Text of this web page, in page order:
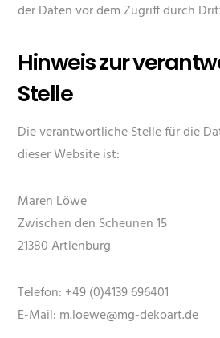
der Daten vor dem Zugriff durch
Hinweis zur
Stelle
Die verantwortliche Stelle für die
dieser Website ist:
Maren Löwe
Zwischen den Scheunen 15
21380 Artlenburg
Telefon: +49 (0)4139 696401
E-Mail: m.loewe@mg-dekoart.de